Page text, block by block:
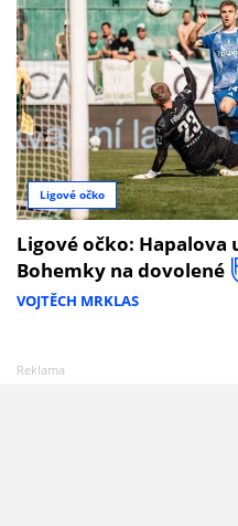
Ligové očko
Ligové očko: Hapalova
Bohemky na dovolené
VOJTĚCH MRKLAS